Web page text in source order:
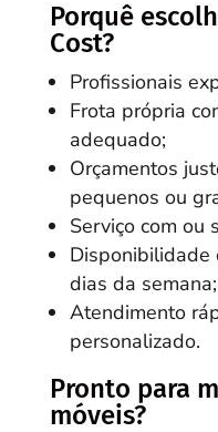
Porquê
Cost?
Profissionais
Frota própria
adequado;
Orçamentos
pequenos ou
Serviço com ou
Disponibilidade
dias da semana;
Atendimento
personalizado.
Pronto para
móveis?